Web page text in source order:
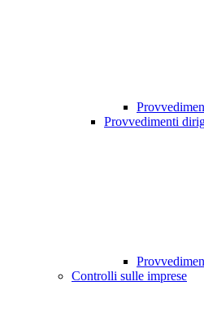
Provvedimenti
Controlli sulle imprese